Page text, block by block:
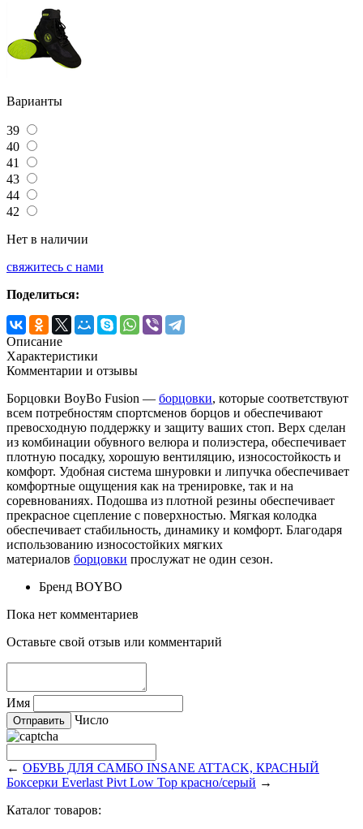
Варианты
39
40
41
43
44
42
Нет в наличии
свяжитесь с нами
Поделиться:
Описание
Характеристики
Комментарии и отзывы
Борцовки BoyBo Fusion — борцовки, которые соответствуют
всем потребностям спортсменов борцов и обеспечивают
превосходную поддержку и защиту ваших стоп. Верх сделан
из комбинации обувного велюра и полиэстера, обеспечивает
плотную посадку, хорошую вентиляцию, износостойкость и
комфорт. Удобная система шнуровки и липучка обеспечивает
комфортные ощущения как на тренировке, так и на
соревнованиях. Подошва из плотной резины обеспечивает
прекрасное сцепление с поверхностью. Мягкая колодка
обеспечивает стабильность, динамику и комфорт. Благодаря
использованию износостойких мягких
материалов борцовки прослужат не один сезон.
Бренд BOYBO
Пока нет комментариев
Оставьте свой отзыв или комментарий
Имя
Число
← ОБУВЬ ДЛЯ САМБО INSANE ATTACK, КРАСНЫЙ
Боксерки Everlast Pivt Low Top красно/серый →
Каталог товаров: